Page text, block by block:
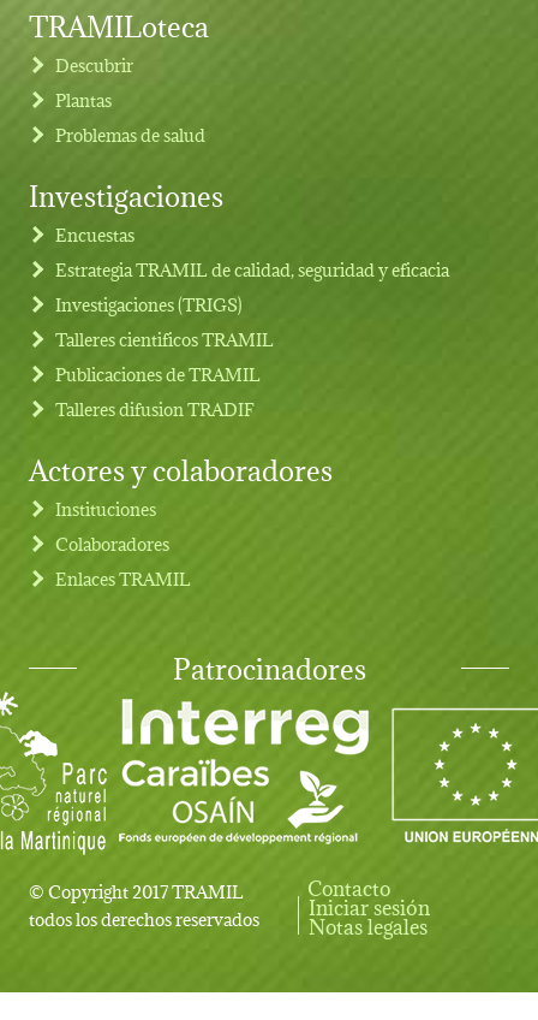
Footer menu
TRAMILoteca
Descubrir
Plantas
Problemas de salud
Investigaciones
Encuestas
Estrategia TRAMIL de calidad, seguridad y eficacia
Investigaciones (TRIGS)
Talleres cientificos TRAMIL
Publicaciones de TRAMIL
Talleres difusion TRADIF
Actores y colaboradores
Instituciones
Colaboradores
Enlaces TRAMIL
Patrocinadores
© Copyright 2017 TRAMIL
todos los derechos reservados
User account menu
Contacto
Iniciar sesión
Notas legales